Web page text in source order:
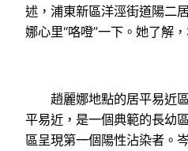
述，浦東新區洋涇街道陽二
娜心里“咯噔”一下。她了解
趙麗娜地點的居平易近
平易近，是一個典範的長幼
區呈現第一個陽性沾染者。